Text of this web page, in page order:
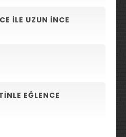
ILE UZUN İNCE
EĞLENCE